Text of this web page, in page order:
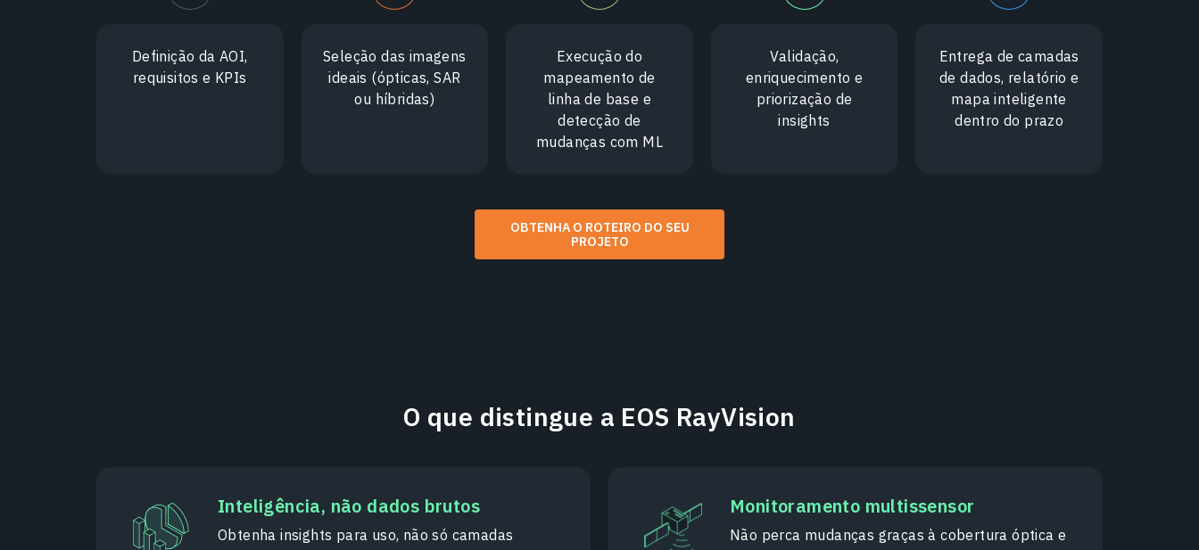
Definição da AOI,
requisitos e KPIs
Seleção das imagens
ideais (ópticas, SAR
ou híbridas)
Execução do
mapeamento de
linha de base e
detecção de
mudanças com ML
Validação,
enriquecimento e
priorização de
insights
Entrega de camadas
de dados, relatório e
mapa inteligente
dentro do prazo
OBTENHA O ROTEIRO DO SEU
PROJETO
O que distingue a EOS RayVision
Inteligência, não dados brutos
Obtenha insights para uso, não só camadas
Monitoramento multissensor
Não perca mudanças graças à cobertura óptica e